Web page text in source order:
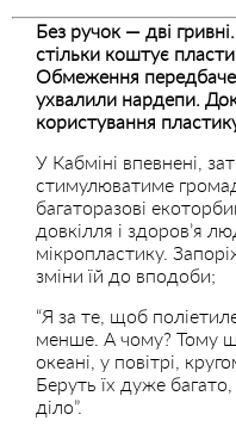
Без ручок — дві
стільки коштує
Обмеження
ухвалили нардепи.
користування
У Кабміні впевнені,
стимулюватиме
багаторазові
довкілля і здоров’я
мікропластику.
зміни їй до вподоби;
“Я за те, щоб
менше. А чому? Тому
океані, у повітрі,
Беруть їх дуже
діло”.